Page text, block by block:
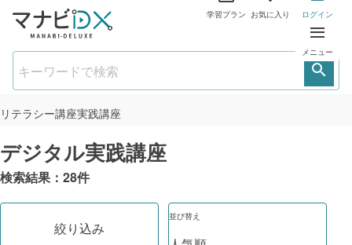
学習プラン お気に入り ログイン
メニュー
リテラシー講座実践講座
デジタル実践講座
検索結果： 28件
絞り込み
並び替え